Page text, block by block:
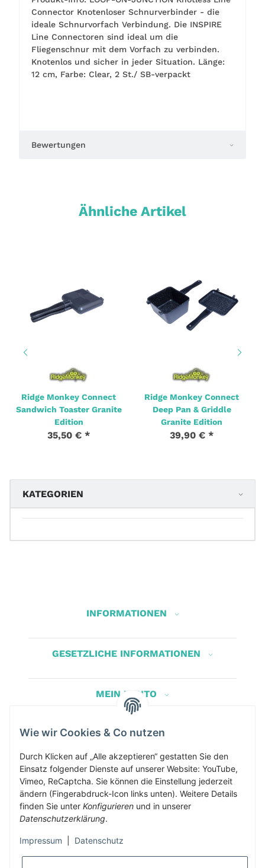
Connector Knotenloser Schnurverbinder - die
ideale Schnurvorfach Verbindung. Die INSPIRE
Line Connectoren sind ideal um die
Fliegenschnur mit dem Vorfach zu verbinden.
Knotenlos und sicher in jeder Situation. Länge:
12 cm, Farbe: Clear, 2 St./ SB-verpackt
Bewertungen
Ähnliche Artikel
Ridge Monkey Connect
Sandwich Toaster Granite
Edition
35,50 € *
Ridge Monkey Connect
Deep Pan & Griddle
Granite Edition
39,90 € *
KATEGORIEN
INFORMATIONEN
GESETZLICHE INFORMATIONEN
MEIN KONTO
Herbis Anglerladen
Inh.Herbert Schinnerl
Kirchdorf am Inn 5
4982 Kirchdorf am Inn
info@herbis-anglerladen.at
Wie wir Cookies & Co nutzen
Durch Klicken auf „Alle akzeptieren“ gestatten Sie den
Einsatz folgender Dienste auf unserer Website: YouTube,
Vimeo, ReCaptcha. Sie können die Einstellung jederzeit
ändern (Fingerabdruck-Icon links unten). Weitere Details
finden Sie unter Konfigurieren und in unserer
Datenschutzerklärung.
Impressum Datenschutz